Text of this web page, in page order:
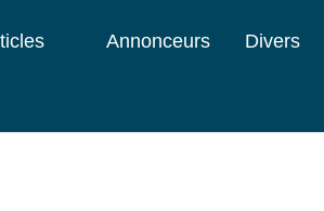
Annonceurs Divers